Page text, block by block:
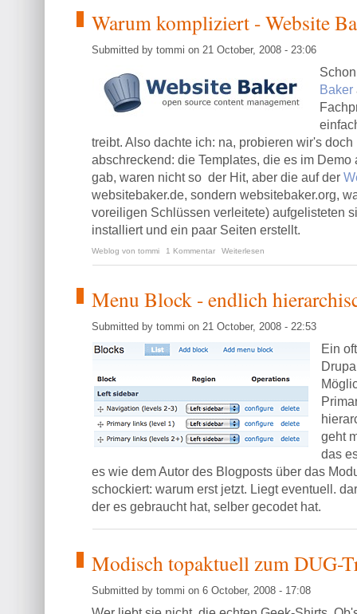
Warum kompliziert - Website
Submitted by tommi on 21 October, 2008 - 23:06
Baker
treibt. Also dachte ich: na, probieren wir's
abschreckend: die Templates, die es im
gab, waren nicht so der Hit, aber die auf der
websitebaker.de, sondern websitebaker.org,
voreiligen Schlüssen verleitete) aufgelisteten
installiert und ein paar Seiten erstellt.
Weblog von tommi 1 Kommentar Weiterlesen
Menu Block - endlich
Submitted by tommi on 21 October, 2008 - 22:53
Ein
geht
das
es wie dem Autor des Blogposts über das
schockiert: warum erst jetzt. Liegt eventuell.
der es gebraucht hat, selber gecodet hat.
Modisch topaktuell zum DUG-
Submitted by tommi on 6 October, 2008 - 17:08